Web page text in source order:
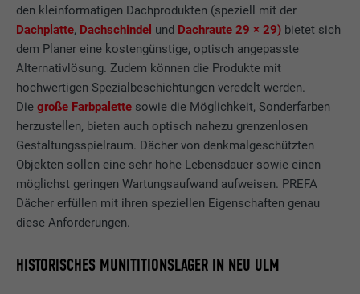
den kleinformatigen Dachprodukten (speziell mit der
Dachplatte, Dachschindel und Dachraute 29 × 29) bietet sich
dem Planer eine kostengünstige, optisch angepasste
Alternativlösung. Zudem können die Produkte mit
hochwertigen Spezialbeschichtungen veredelt werden.
Diegroße Farbpalette sowie die Möglichkeit, Sonderfarben
herzustellen, bieten auch optisch nahezu grenzenlosen
Gestaltungsspielraum. Dächer von denkmalgeschützten
Objekten sollen eine sehr hohe Lebensdauer sowie einen
möglichst geringen Wartungsaufwand aufweisen. PREFA
Dächer erfüllen mit ihren speziellen Eigenschaften genau
diese Anforderungen.
HISTORISCHES MUNITITIONSLAGER IN NEU ULM